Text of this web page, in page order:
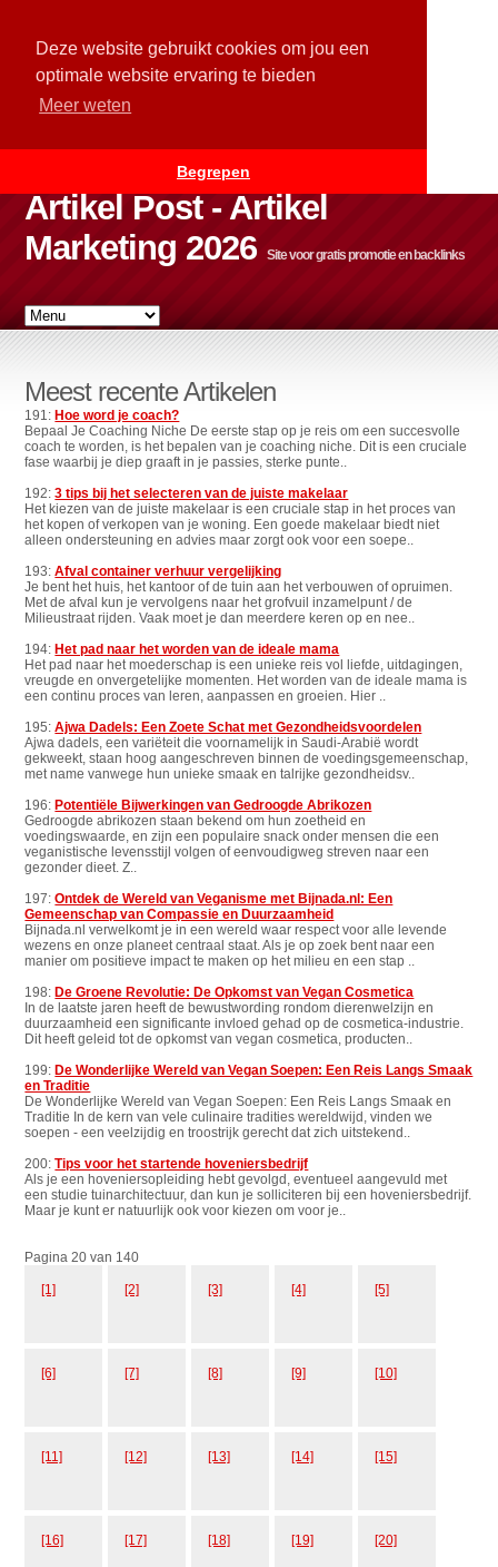
Deze website gebruikt cookies om jou een
optimale website ervaring te bieden
Meer weten
Begrepen
Artikel Post - Artikel
Marketing 2026
Site voor gratis promotie en backlinks
Meest recente Artikelen
191:Hoe word je coach?
Bepaal Je Coaching Niche De eerste stap op je reis om een succesvolle
coach te worden, is het bepalen van je coaching niche. Dit is een cruciale
fase waarbij je diep graaft in je passies, sterke punte..
192:3 tips bij het selecteren van de juiste makelaar
Het kiezen van de juiste makelaar is een cruciale stap in het proces van
het kopen of verkopen van je woning. Een goede makelaar biedt niet
alleen ondersteuning en advies maar zorgt ook voor een soepe..
193:Afval container verhuur vergelijking
Je bent het huis, het kantoor of de tuin aan het verbouwen of opruimen.
Met de afval kun je vervolgens naar het grofvuil inzamelpunt / de
Milieustraat rijden. Vaak moet je dan meerdere keren op en nee..
194:Het pad naar het worden van de ideale mama
Het pad naar het moederschap is een unieke reis vol liefde, uitdagingen,
vreugde en onvergetelijke momenten. Het worden van de ideale mama is
een continu proces van leren, aanpassen en groeien. Hier ..
195:Ajwa Dadels: Een Zoete Schat met Gezondheidsvoordelen
Ajwa dadels, een variëteit die voornamelijk in Saudi-Arabië wordt
gekweekt, staan hoog aangeschreven binnen de voedingsgemeenschap,
met name vanwege hun unieke smaak en talrijke gezondheidsv..
196:Potentiële Bijwerkingen van Gedroogde Abrikozen
Gedroogde abrikozen staan bekend om hun zoetheid en
voedingswaarde, en zijn een populaire snack onder mensen die een
veganistische levensstijl volgen of eenvoudigweg streven naar een
gezonder dieet. Z..
197:Ontdek de Wereld van Veganisme met Bijnada.nl: Een
Gemeenschap van Compassie en Duurzaamheid
Bijnada.nl verwelkomt je in een wereld waar respect voor alle levende
wezens en onze planeet centraal staat. Als je op zoek bent naar een
manier om positieve impact te maken op het milieu en een stap ..
198:De Groene Revolutie: De Opkomst van Vegan Cosmetica
In de laatste jaren heeft de bewustwording rondom dierenwelzijn en
duurzaamheid een significante invloed gehad op de cosmetica-industrie.
Dit heeft geleid tot de opkomst van vegan cosmetica, producten..
199:De Wonderlijke Wereld van Vegan Soepen: Een Reis Langs Smaak
en Traditie
De Wonderlijke Wereld van Vegan Soepen: Een Reis Langs Smaak en
Traditie In de kern van vele culinaire tradities wereldwijd, vinden we
soepen - een veelzijdig en troostrijk gerecht dat zich uitstekend..
200:Tips voor het startende hoveniersbedrijf
Als je een hoveniersopleiding hebt gevolgd, eventueel aangevuld met
een studie tuinarchitectuur, dan kun je solliciteren bij een hoveniersbedrijf.
Maar je kunt er natuurlijk ook voor kiezen om voor je..
Pagina 20 van 140
[1] [2] [3] [4] [5]
[6] [7] [8] [9] [10]
[11] [12] [13] [14] [15]
[16] [17] [18] [19] [20]